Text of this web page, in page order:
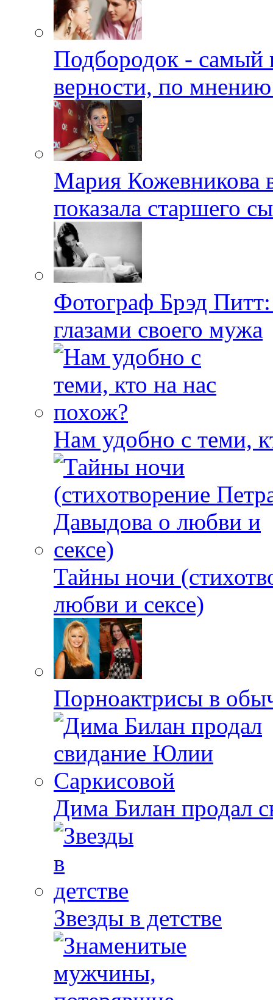
Подбородок - самый
верности, по
Мария Кожевникова
показала старшего
Фотограф Брэд
глазами своего мужа
Нам удобно с теми,
Тайны ночи
любви и сексе)
Порноактрисы в
Дима Билан продал
Звезды в детстве